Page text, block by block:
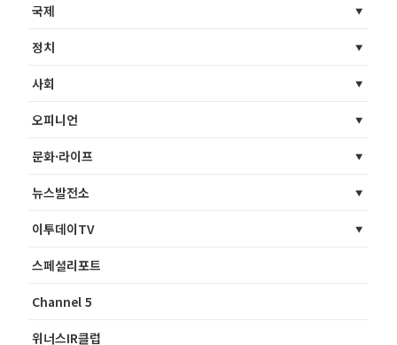
국제
정치
사회
오피니언
문화·라이프
뉴스발전소
이투데이TV
스페셜리포트
Channel 5
위너스IR클럽